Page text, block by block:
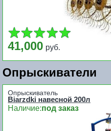
41,000 руб.
Опрыскиватели
Опрыскиватель
Biarzdki навесной 200л
Наличие:под заказ